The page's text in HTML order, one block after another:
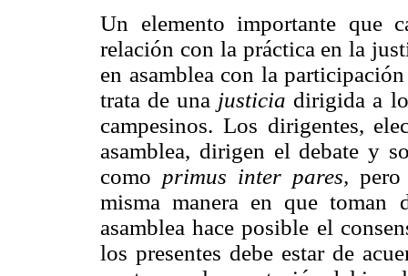
Un elemento importante que
relación con la práctica en la
en asamblea con la
trata de una justicia dirigida a
campesinos. Los dirigentes,
asamblea, dirigen el debate y
como primus inter pares,
misma manera en que toman
asamblea hace posible el
los presentes debe estar de